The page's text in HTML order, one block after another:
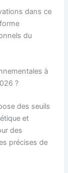
dans ce
du
à
?
des seuils
et
des
précises de